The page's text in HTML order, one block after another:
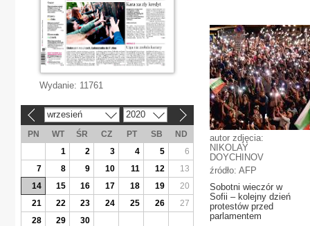
autor zdjęcia:
NIKOLAY
DOYCHINOV
źródło: AFP
Sobotni wieczór w
Sofii – kolejny dzień
protestów przed
parlamentem
Wydanie: 11761
wrzesień 2020
PN WT ŚR CZ PT SB
ND
1
2 3 4 5
6
7
8 9 10 11 12
13
14
15 16 17 18 19
20
21
22 23 24 25 26
27
28
29 30